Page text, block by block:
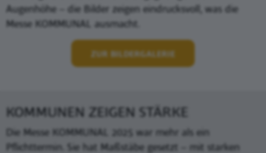
Augenhöhe – die Bilder zeigen eindrucksvoll, was die
Messe KOMMUNAL ausmacht.
ZUR BILDERGALERIE
KOMMUNEN ZEIGEN STÄRKE
Die Messe KOMMUNAL 2025 war mehr als ein
Pflichttermin. Sie hat Maßstäbe gesetzt – mit starken